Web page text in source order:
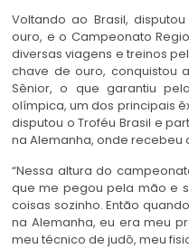
Voltando ao Brasil,
ouro, e o Campeonato
diversas viagens e treinos
chave de ouro, conquistou
Sênior, o que garantiu
olímpica, um dos principais
disputou o Troféu Brasil e
na Alemanha, onde
“Nessa altura do
que me pegou pela mão e
coisas sozinho. Então
na Alemanha, eu era meu
meu técnico de judô, meu